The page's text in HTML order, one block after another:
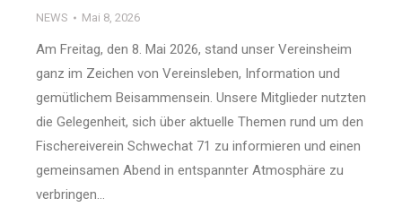
NEWS Mai 8, 2026
Am Freitag, den 8. Mai 2026, stand unser Vereinsheim
ganz im Zeichen von Vereinsleben, Information und
gemütlichem Beisammensein. Unsere Mitglieder nutzten
die Gelegenheit, sich über aktuelle Themen rund um den
Fischereiverein Schwechat 71 zu informieren und einen
gemeinsamen Abend in entspannter Atmosphäre zu
verbringen…